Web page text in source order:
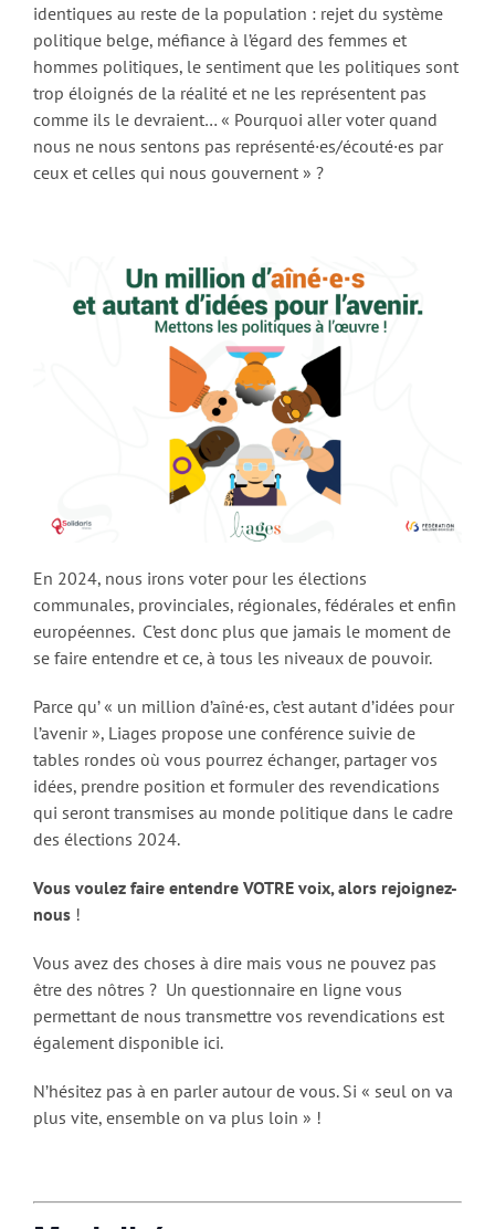
identiques au reste de la population : rejet du système
politique belge, méfiance à l’égard des femmes et
hommes politiques, le sentiment que les politiques sont
trop éloignés de la réalité et ne les représentent pas
comme ils le devraient… « Pourquoi aller voter quand
nous ne nous sentons pas représenté·es/écouté·es par
ceux et celles qui nous gouvernent » ?
En 2024, nous irons voter pour les élections
communales, provinciales, régionales, fédérales et enfin
européennes. C’est donc plus que jamais le moment de
se faire entendre et ce, à tous les niveaux de pouvoir.
Parce qu’ « un million d’aîné·es, c’est autant d’idées pour
l’avenir », Liages propose une conférence suivie de
tables rondes où vous pourrez échanger, partager vos
idées, prendre position et formuler des revendications
qui seront transmises au monde politique dans le cadre
des élections 2024.
Vous voulez faire entendre VOTRE voix, alors rejoignez-
nous !
Vous avez des choses à dire mais vous ne pouvez pas
être des nôtres ? Un questionnaire en ligne vous
permettant de nous transmettre vos revendications est
également disponible ici.
N’hésitez pas à en parler autour de vous. Si « seul on va
plus vite, ensemble on va plus loin » !